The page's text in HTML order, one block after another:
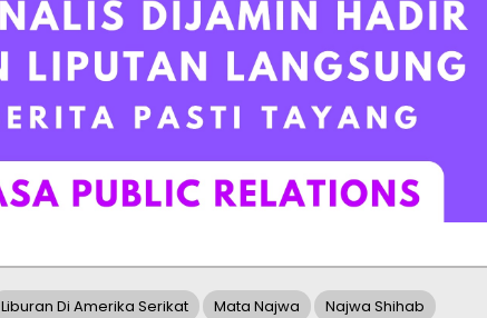
Liburan Di Amerika Serikat Mata Najwa Najwa Shihab